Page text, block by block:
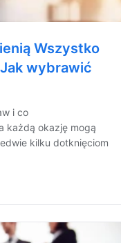
Wszystko
Jak wybrawić
i co
każdą okazję mogą
kilku dotknięciom